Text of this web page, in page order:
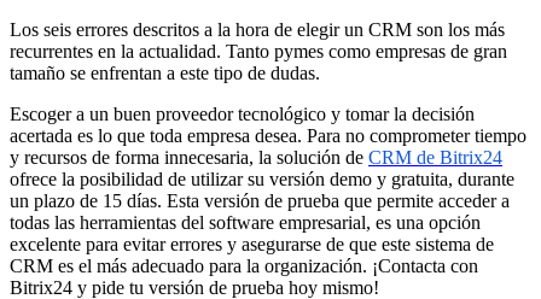
Los seis errores descritos a la hora de elegir un CRM son los más
recurrentes en la actualidad. Tanto pymes como empresas de gran
tamaño se enfrentan a este tipo de dudas.
Escoger a un buen proveedor tecnológico y tomar la decisión
acertada es lo que toda empresa desea. Para no comprometer tiempo
y recursos de forma innecesaria, la solución de CRM de Bitrix24
ofrece la posibilidad de utilizar su versión demo y gratuita, durante
un plazo de 15 días. Esta versión de prueba que permite acceder a
todas las herramientas del software empresarial, es una opción
excelente para evitar errores y asegurarse de que este sistema de
CRM es el más adecuado para la organización. ¡Contacta con
Bitrix24 y pide tu versión de prueba hoy mismo!